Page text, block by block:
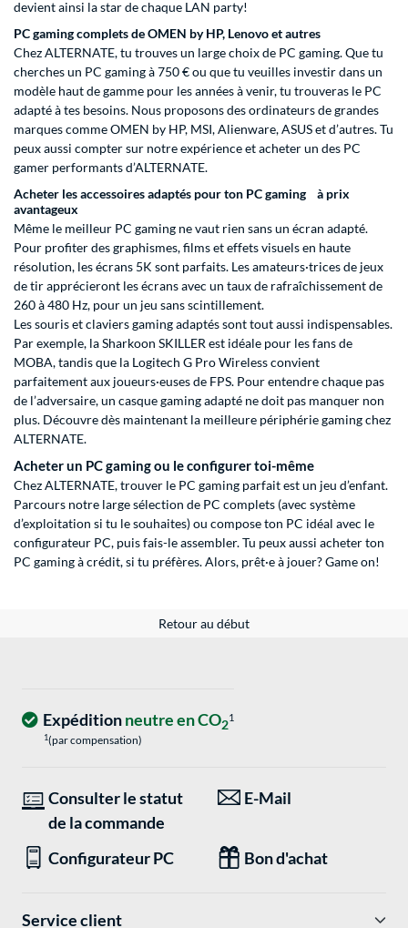
devient ainsi la star de chaque LAN party!
PC gaming complets de OMEN by HP, Lenovo et autres
Chez ALTERNATE, tu trouves un large choix de PC gaming. Que tu
cherches un PC gaming à 750 € ou que tu veuilles investir dans un
modèle haut de gamme pour les années à venir, tu trouveras le PC
adapté à tes besoins. Nous proposons des ordinateurs de grandes
marques comme OMEN by HP, MSI, Alienware, ASUS et d’autres. Tu
peux aussi compter sur notre expérience et acheter un des PC
gamer performants d’ALTERNATE.
Acheter les accessoires adaptés pour ton PC gaming à prix
avantageux
Même le meilleur PC gaming ne vaut rien sans un écran adapté.
Pour profiter des graphismes, films et effets visuels en haute
résolution, lesécrans 5K sont parfaits. Les amateurs·trices de jeux
de tir apprécieront les écrans avec un taux de rafraîchissement de
260 à 480 Hz, pour un jeu sans scintillement.
Les souris et claviers gaming adaptés sont tout aussi indispensables.
Par exemple, la Sharkoon SKILLER est idéale pour les fans de
MOBA, tandis que la Logitech G Pro Wireless convient
parfaitement aux joueurs·euses de FPS. Pour entendre chaque pas
de l’adversaire, un casque gaming adapté ne doit pas manquer non
plus. Découvre dès maintenant la meilleure périphérie gaming chez
ALTERNATE.
Acheter un PC gaming ou le configurer toi-même
Chez ALTERNATE, trouver le PC gaming parfait est un jeu d’enfant.
Parcours notre large sélection de PC complets (avec système
d’exploitation si tu le souhaites) ou compose ton PC idéal avec le
configurateur PC, puis fais-le assembler. Tu peux aussi acheter ton
PC gaming à crédit, si tu préfères. Alors, prêt·e à jouer? Game on!
Retour au début
Expéditionneutre en CO21
1(par compensation)
Consulter le statut
de la commande
E-Mail
Configurateur PC Bon d'achat
Service client